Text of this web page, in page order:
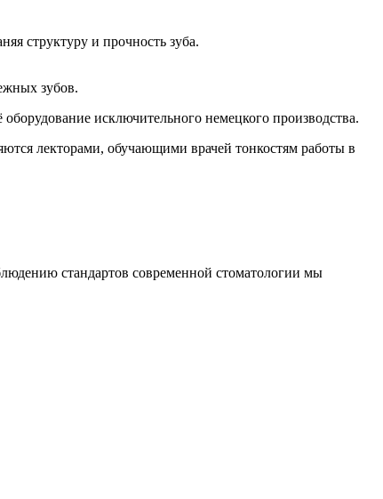
структуру и прочность зуба.
зубов.
исключительного немецкого производства.
лекторами, обучающими врачей тонкостям работы в
стандартов современной стоматологии мы